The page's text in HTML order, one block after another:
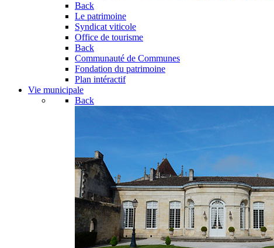
Back
Le patrimoine
Syndicat viticole
Office de tourisme
Back
Communauté de Communes
Fondation du patrimoine
Plan intéractif
Vie municipale
Back